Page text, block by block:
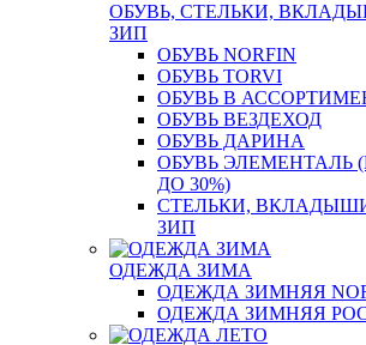
ОБУВЬ, СТЕЛЬКИ,
ЗИП
ОБУВЬ NORFIN
ОБУВЬ TORVI
ОБУВЬ В
ОБУВЬ ВЕЗДЕХОД
ОБУВЬ ДАРИНА
ОБУВЬ ЭЛЕМЕНТАЛЬ
ДО 30%)
СТЕЛЬКИ,
ЗИП
ОДЕЖДА ЗИМА
ОДЕЖДА ЗИМНЯЯ
ОДЕЖДА ЗИМНЯЯ